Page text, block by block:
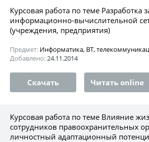
Курсовая работа по теме
информационно-вычислительной
(учреждения, предприятия)
Предмет: Информатика, ВТ,
Добавлено:24.11.2014
Скачать Читать online
Курсовая работа по теме Влияние
сотрудников правоохранительных
личностный адаптационный